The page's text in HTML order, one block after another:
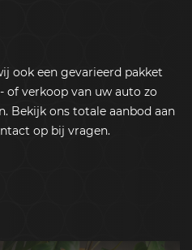
ook een gevarieerd pakket
of verkoop van uw auto zo
Bekijk ons totale aanbod aan
op bij vragen.